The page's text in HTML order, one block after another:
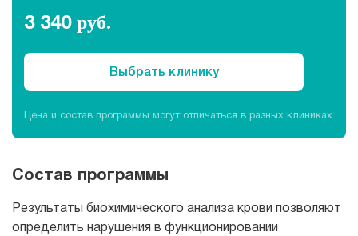
3 340 руб.
Выбрать клинику
Цена и состав программы могут отличаться в разных клиниках
Состав программы
Результаты биохимического анализа крови позволяют
определить нарушения в функционировании